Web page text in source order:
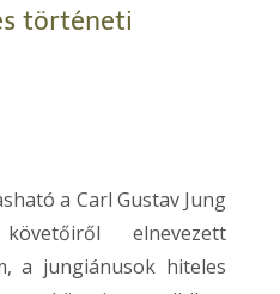
történeti
a Carl Gustav Jung
elnevezett
a jungiánusok hiteles